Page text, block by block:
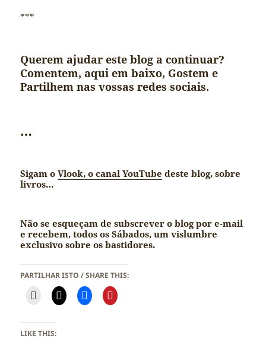
***
Querem ajudar este blog a continuar?
Comentem, aqui em baixo, Gostem e
Partilhem nas vossas redes sociais.
…
Sigam oVlook, o canal YouTube deste blog, sobre
livros…
Não se esqueçam de subscrever o blog por e-mail
e recebem, todos os Sábados, um vislumbre
exclusivo sobre os bastidores.
PARTILHAR ISTO / SHARE THIS:
LIKE THIS: